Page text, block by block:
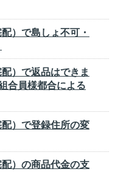
）で島しょ不可・
）で返品はできま
合員様都合による
）で登録住所の変
）の商品代金の支